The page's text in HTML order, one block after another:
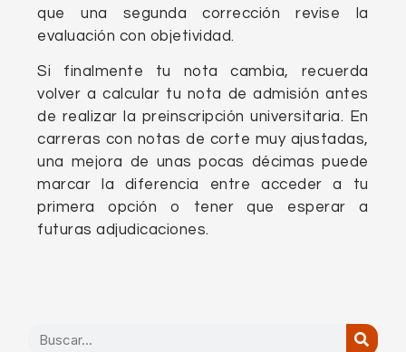
que una segunda corrección revise la
evaluación con objetividad.
Si finalmente tu nota cambia, recuerda
volver a calcular tu nota de admisión antes
de realizar la preinscripción universitaria. En
carreras con notas de corte muy ajustadas,
una mejora de unas pocas décimas puede
marcar la diferencia entre acceder a tu
primera opción o tener que esperar a
futuras adjudicaciones.